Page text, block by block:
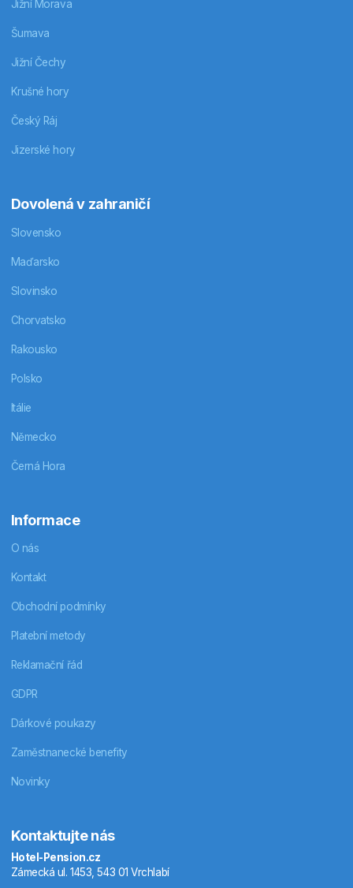
Jižní Morava
Šumava
Jižní Čechy
Krušné hory
Český Ráj
Jizerské hory
Dovolená v zahraničí
Slovensko
Maďarsko
Slovinsko
Chorvatsko
Rakousko
Polsko
Itálie
Německo
Černá Hora
Informace
O nás
Kontakt
Obchodní podmínky
Platební metody
Reklamační řád
GDPR
Dárkové poukazy
Zaměstnanecké benefity
Novinky
Kontaktujte nás
Hotel-Pension.cz
Zámecká ul. 1453, 543 01 Vrchlabí